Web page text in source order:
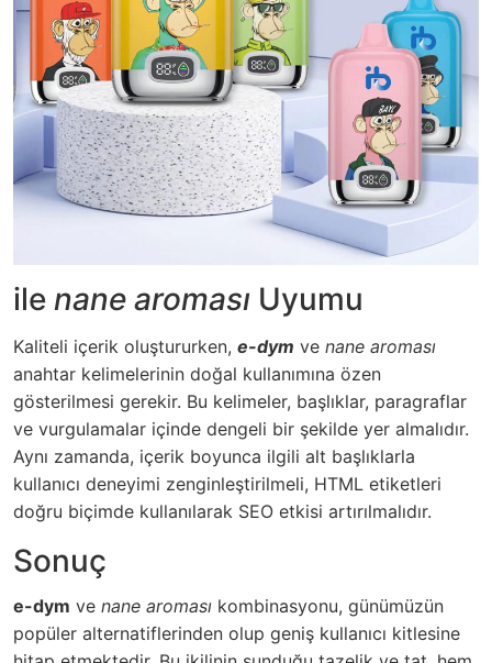
ile nane aroması Uyumu
Kaliteli içerik oluştururken, e-dym ve nane aroması
anahtar kelimelerinin doğal kullanımına özen
gösterilmesi gerekir. Bu kelimeler, başlıklar, paragraflar
ve vurgulamalar içinde dengeli bir şekilde yer almalıdır.
Aynı zamanda, içerik boyunca ilgili alt başlıklarla
kullanıcı deneyimi zenginleştirilmeli, HTML etiketleri
doğru biçimde kullanılarak SEO etkisi artırılmalıdır.
Sonuç
e-dym ve nane aroması kombinasyonu, günümüzün
popüler alternatiflerinden olup geniş kullanıcı kitlesine